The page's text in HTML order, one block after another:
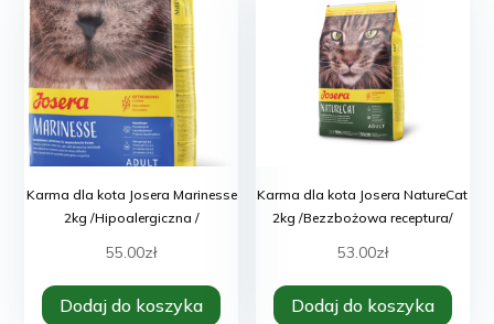
Karma dla kota Josera Marinesse
2kg /Hipoalergiczna /
55.00zł
Dodaj do koszyka
Karma dla kota Josera NatureCat
2kg /Bezzbożowa receptura/
53.00zł
Dodaj do koszyka